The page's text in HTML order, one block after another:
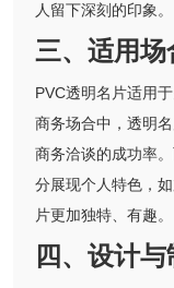
人留下深刻的印象。
三、适用场
PVC透明名片适用
商务场合中，透明
商务洽谈的成功率
分展现个人特色，
片更加独特、有趣。
四、设计与